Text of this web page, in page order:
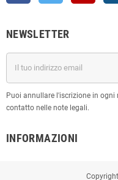
NEWSLETTER
Puoi annullare l'iscrizione in ogni
contatto nelle note legali.
INFORMAZIONI